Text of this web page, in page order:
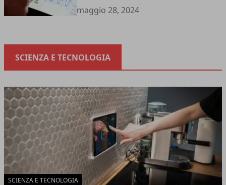
maggio 28, 2024
SCIENZA E TECNOLOGIA
SCIENZA E TECNOLOGIA